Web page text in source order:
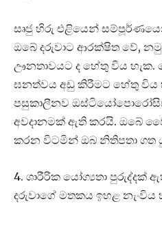
සෘජු හිරු එළියෙන්
ඔබේ දරුවාට ආරක්ෂිත වේ,
ඌනතාවයට ද හේතු විය හැක.
ඝනත්වය අඩු කිරීමට හේතු විය
පසුකාලීනව
අවදානමක් ඇති කරයි. ඔබේ
කරන විටමින් ඔබ නිතිපතා ගත
4. ශාරීරික යෝග්‍යතා පුරුද්දක්
දරුවාගේ මතකය ඉහළ නැංවිය